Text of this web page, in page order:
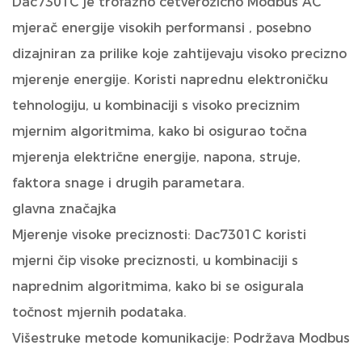
mjerač energije visokih performansi , posebno
dizajniran za prilike koje zahtijevaju visoko precizno
mjerenje energije. Koristi naprednu elektroničku
tehnologiju, u kombinaciji s visoko preciznim
mjernim algoritmima, kako bi osigurao točna
mjerenja električne energije, napona, struje,
faktora snage i drugih parametara.
glavna značajka
Mjerenje visoke preciznosti: Dac7301C koristi
mjerni čip visoke preciznosti, u kombinaciji s
naprednim algoritmima, kako bi se osigurala
točnost mjernih podataka.
Višestruke metode komunikacije: Podržava Modbus